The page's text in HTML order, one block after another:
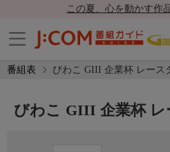
この夏、心を動かす作
番組表 びわこ GIII 企業杯 レース
びわこ GIII 企業杯 レ